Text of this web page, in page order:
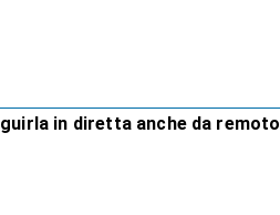
in diretta anche da remoto